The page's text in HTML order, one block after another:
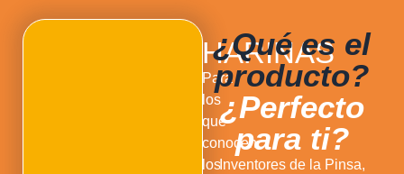
HARINAS
Para
los
que
conocen
los
¿Qué es el
producto?
¿Perfecto
para ti?
Inventores de la Pinsa,